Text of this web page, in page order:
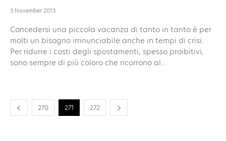
3 November 2013
Concedersi una piccola vacanza di tanto in tanto è per
molti un bisogno irrinunciabile anche in tempi di crisi.
Per ridurre i costi degli spostamenti, spesso proibitivi,
sono sempre di più coloro che ricorrono al...
270 271 272